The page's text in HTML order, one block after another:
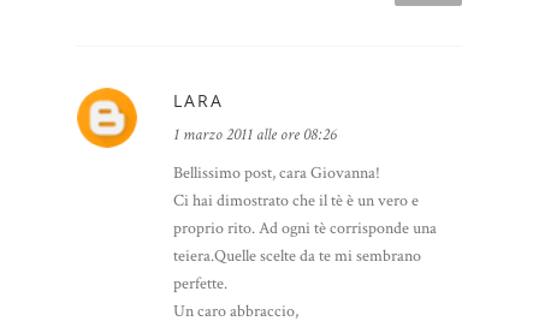
LARA
1 marzo 2011 alle ore 08:26
Bellissimo post, cara Giovanna!
Ci hai dimostrato che il tè è un vero e
proprio rito. Ad ogni tè corrisponde una
teiera.Quelle scelte da te mi sembrano
perfette.
Un caro abbraccio,